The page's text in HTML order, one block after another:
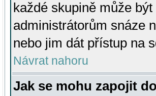
každé skupině může
administrátorům snáze
nebo jim dát přístup na
Návrat nahoru
Jak se mohu zapojit